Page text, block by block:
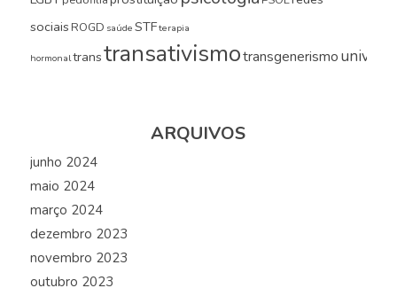
sociais ROGD saúde STFterapia
hormonaltranstransativismotransgenerismo
ARQUIVOS
junho 2024
maio 2024
março 2024
dezembro 2023
novembro 2023
outubro 2023